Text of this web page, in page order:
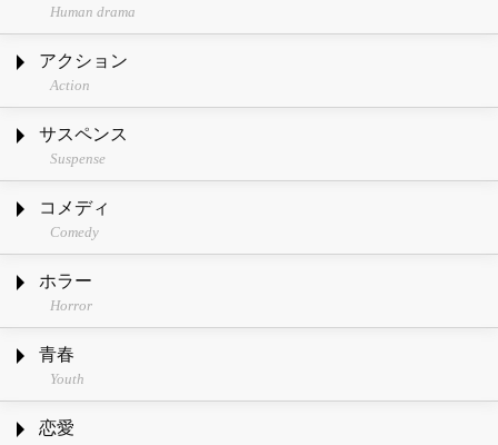
Human drama
アクション
Action
サスペンス
Suspense
コメディ
Comedy
ホラー
Horror
青春
Youth
恋愛